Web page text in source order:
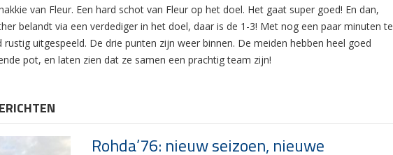
van Fleur. Een hard schot van Fleur op het doel. Het gaat super goed! En dan,
belandt via een verdediger in het doel, daar is de 1-3! Met nog een paar minuten te
uitgespeeld. De drie punten zijn weer binnen. De meiden hebben heel goed
pot, en laten zien dat ze samen een prachtig team zijn!
Rohda’76: nieuw seizoen, nieuwe